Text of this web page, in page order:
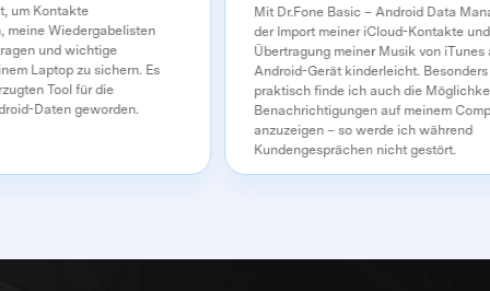
um Kontakte
meine Wiedergabelisten
zu übertragen und wichtige
auf meinem Laptop zu sichern. Es
bevorzugten Tool für die
von Android-Daten geworden.
Mit Dr.Fone Basic – Android
der Import meiner iCloud-
Übertragung meiner Musik
Android-Gerät kinderleicht.
praktisch finde ich auch die
Benachrichtigungen auf
anzuzeigen – so werde ich
Kundengesprächen nicht